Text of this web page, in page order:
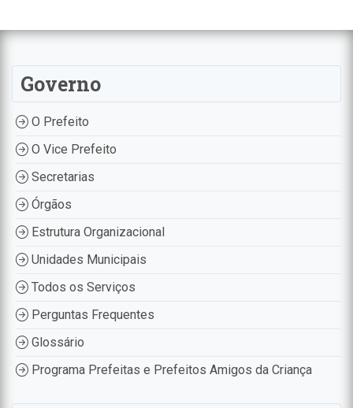
Governo
O Prefeito
O Vice Prefeito
Secretarias
Órgãos
Estrutura Organizacional
Unidades Municipais
Todos os Serviços
Perguntas Frequentes
Glossário
Programa Prefeitas e Prefeitos Amigos da Criança